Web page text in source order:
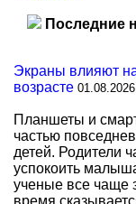
Последние
Экраны влияют
возрасте 01.08.2026
Планшеты и
частью
детей. Родители
успокоить
ученые все чаще
время